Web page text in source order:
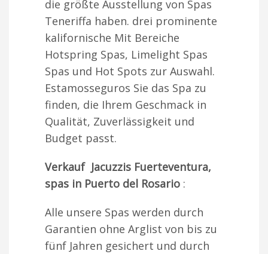
die größte Ausstellung von Spas
Teneriffa haben. drei prominente
kalifornische Mit Bereiche
Hotspring Spas, Limelight Spas
Spas und Hot Spots zur Auswahl.
Estamosseguros Sie das Spa zu
finden, die Ihrem Geschmack in
Qualität, Zuverlässigkeit und
Budget passt.
Verkauf Jacuzzis Fuerteventura,
spas in Puerto del Rosario :
Alle unsere Spas werden durch
Garantien ohne Arglist von bis zu
fünf Jahren gesichert und durch